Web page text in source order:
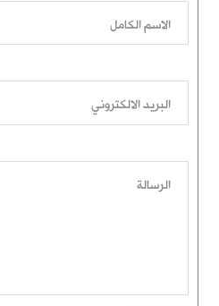
الاسم الكامل
البريد الالكتروني
الرسالة